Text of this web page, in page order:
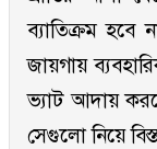
ব্যাতিক্রম
জায়গায়
ভ্যাট আদায়
সেগুলো নিয়ে